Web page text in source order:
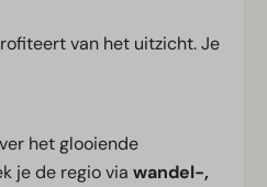
van het uitzicht. Je
het glooiende
je de regio via wandel-,